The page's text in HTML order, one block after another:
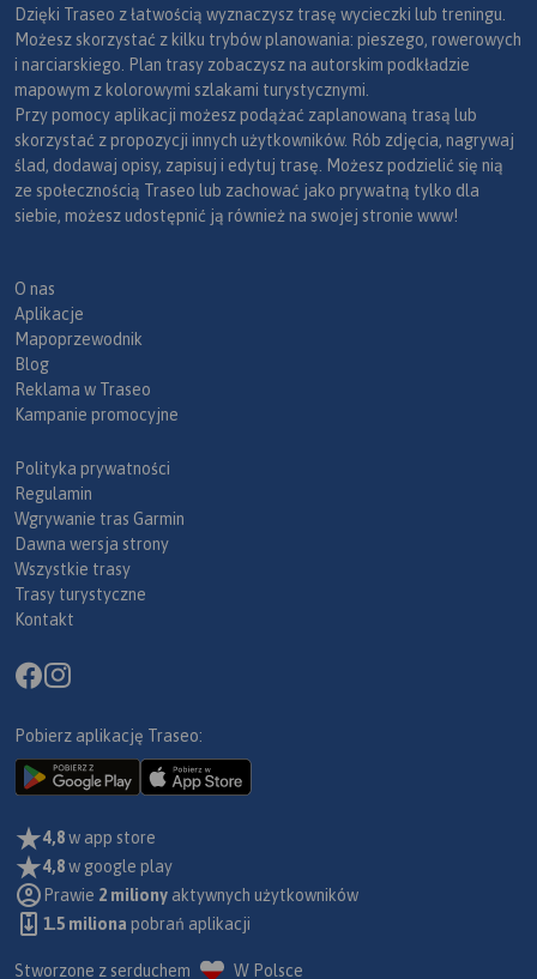
Dzięki Traseo z łatwością wyznaczysz trasę wycieczki lub treningu.
Możesz skorzystać z kilku trybów planowania: pieszego, rowerowych
i narciarskiego. Plan trasy zobaczysz na autorskim podkładzie
mapowym z kolorowymi szlakami turystycznymi.
Przy pomocy aplikacji możesz podążać zaplanowaną trasą lub
skorzystać z propozycji innych użytkowników. Rób zdjęcia, nagrywaj
ślad, dodawaj opisy, zapisuj i edytuj trasę. Możesz podzielić się nią
ze społecznością Traseo lub zachować jako prywatną tylko dla
siebie, możesz udostępnić ją również na swojej stronie www!
O nas
Aplikacje
Mapoprzewodnik
Blog
Reklama w Traseo
Kampanie promocyjne
Polityka prywatności
Regulamin
Wgrywanie tras Garmin
Dawna wersja strony
Wszystkie trasy
Trasy turystyczne
Kontakt
Pobierz aplikację Traseo:
4,8w app store
4,8w google play
Prawie 2 miliony aktywnych użytkowników
1.5 miliona pobrań aplikacji
Stworzone z serduchem W Polsce